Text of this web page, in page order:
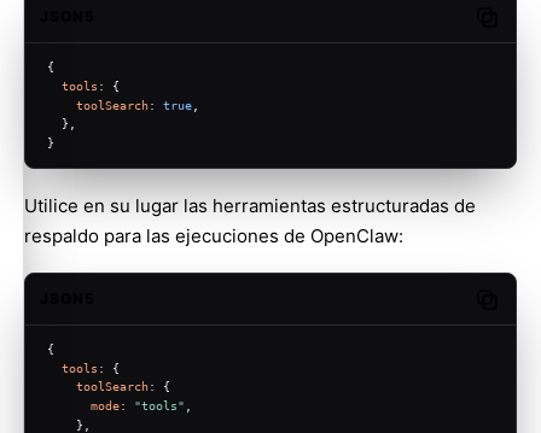
{
tools : {
toolSearch: true
  },
}
Utilice en su lugar las herramientas estructuradas de
respaldo para las ejecuciones de OpenClaw:
{
tools : {
toolSearch: {
mode: "tools"
    },